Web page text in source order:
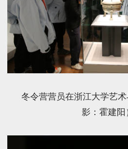
冬令营营员在浙江大学艺
影：霍建阳